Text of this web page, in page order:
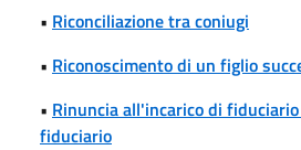
• Riconciliazione tra coniugi
• Riconoscimento di un figlio
• Rinuncia all'incarico di
fiduciario